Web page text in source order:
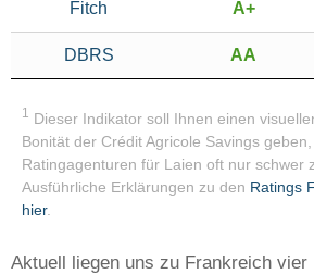
Fitch A+
DBRS AA
1
Dieser Indikator soll Ihnen einen
Bonität der Crédit Agricole Savings
Ratingagenturen für Laien oft nur schwer
Ausführliche Erklärungen zu den Ratings
hier.
Aktuell liegen uns zu Frankreich vier